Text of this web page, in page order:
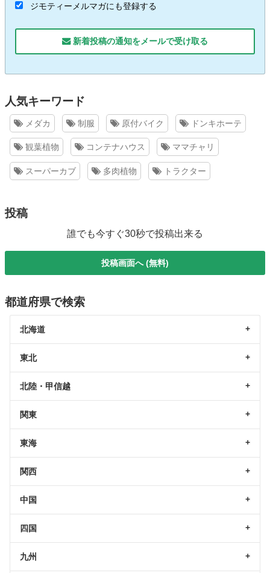
ジモティーメルマガにも登録する
新着投稿の通知をメールで受け取る
人気キーワード
メダカ 制服 原付バイク ドンキホーテ
観葉植物 コンテナハウス ママチャリ
スーパーカブ 多肉植物 トラクター
投稿
誰でも今すぐ30秒で投稿出来る
投稿画面へ (無料)
都道府県で検索
北海道
東北
北陸・甲信越
関東
東海
関西
中国
四国
九州